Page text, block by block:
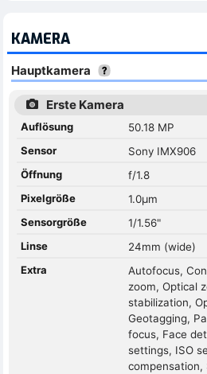
KAMERA
Hauptkamera
Erste Kamera
Auflösung
50.18 MP
Sensor
Sony IMX906
Öffnung
f/1.8
Pixelgröße
1.0µm
Sensorgröße
1/1.56"
Linse
24mm (wide)
Extra
Autofocus,
zoom, Optical
stabilization,
Geotagging,
focus, Face
settings, ISO
compensation,